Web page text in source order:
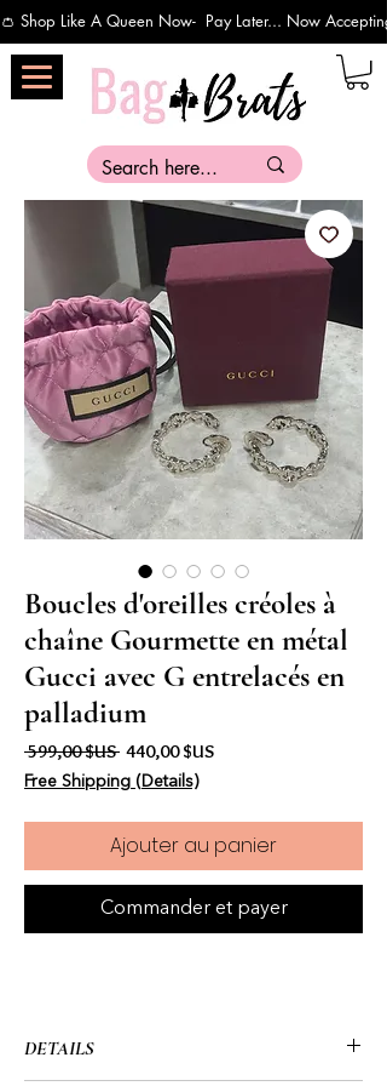
👛 Shop Like A Queen Now-  Pay Later... Now
Boucles d'oreilles créoles à
chaîne Gourmette en métal
Gucci avec G entrelacés en
palladium
599,00 $US Prix original
440,00 $USPrix promotionnel
Free Shipping (Details)
Ajouter au panier
Commander et payer
DETAILS